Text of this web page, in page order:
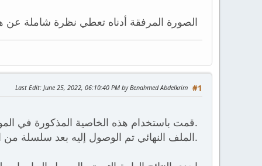
الصورة المرفقة أدناه تعطي نظرة شاملة عن
#1
Last Edit: June 25, 2022, 06:10:40 PM by Benahmed Abdelkrim
قمت باستخدام هذه الخاصية المذكورة في الموضوع أعلاه. لقد تم الحصول على جداول زمنية مثالية ومرضية جدا.
الملف النهائي تم الوصول إليه بعد سلسلة من القفل والفتح تخللتها إضافة قيود زمنية لتوجيه البرنامج نحو الحل المرغوب فيه.